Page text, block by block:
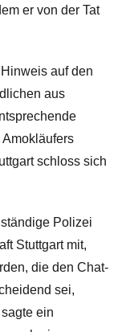
er von der Tat
auf den
aus
schloss sich
Polizei
Stuttgart mit,
die den Chat-
sei,
ein